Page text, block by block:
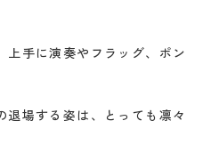
上手に演奏やフラッグ、ポン
退場する姿は、とっても凛々